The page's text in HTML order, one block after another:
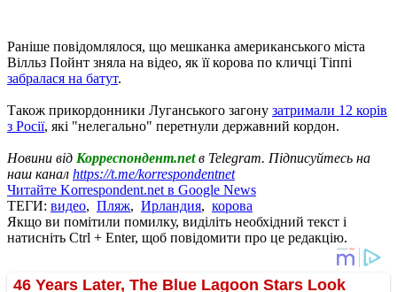
Раніше повідомлялося, що мешканка американського міста
Вілльз Пойнт зняла на відео, як її корова по кличці Тіппі
забралася на батут.
Також прикордонники Луганського загону затримали 12 корів
з Росії, які "нелегально" перетнули державний кордон.
Новини від Корреспондент.netв Telegram. Підписуйтесь на
наш канал https://t.me/korrespondentnet
Читайте Korrespondent.net в Google News
ТЕГИ: видео, Пляж, Ирландия, корова
Якщо ви помітили помилку, виділіть необхідний текст і
натисніть Ctrl + Enter, щоб повідомити про це редакцію.